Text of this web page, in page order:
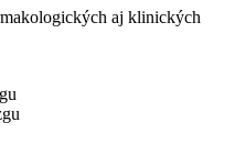
aj klinických